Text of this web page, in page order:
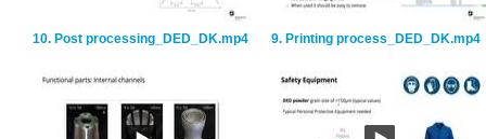
10. Post processing_DED_DK.mp4 9. Printing process_DED_DK.mp4